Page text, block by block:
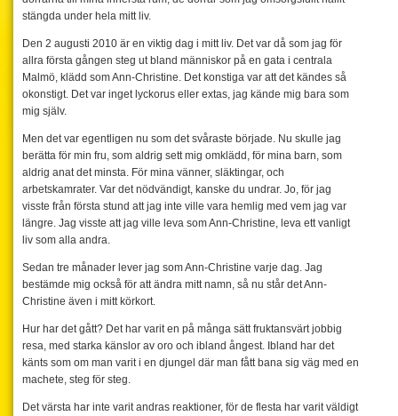
stängda under hela mitt liv.
Den 2 augusti 2010 är en viktig dag i mitt liv. Det var då som jag för
allra första gången steg ut bland människor på en gata i centrala
Malmö, klädd som Ann-Christine. Det konstiga var att det kändes så
okonstigt. Det var inget lyckorus eller extas, jag kände mig bara som
mig själv.
Men det var egentligen nu som det svåraste började. Nu skulle jag
berätta för min fru, som aldrig sett mig omklädd, för mina barn, som
aldrig anat det minsta. För mina vänner, släktingar, och
arbetskamrater. Var det nödvändigt, kanske du undrar. Jo, för jag
visste från första stund att jag inte ville vara hemlig med vem jag var
längre. Jag visste att jag ville leva som Ann-Christine, leva ett vanligt
liv som alla andra.
Sedan tre månader lever jag som Ann-Christine varje dag. Jag
bestämde mig också för att ändra mitt namn, så nu står det Ann-
Christine även i mitt körkort.
Hur har det gått? Det har varit en på många sätt fruktansvärt jobbig
resa, med starka känslor av oro och ibland ångest. Ibland har det
känts som om man varit i en djungel där man fått bana sig väg med en
machete, steg för steg.
Det värsta har inte varit andras reaktioner, för de flesta har varit väldigt